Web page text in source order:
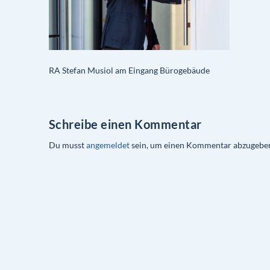
RA Stefan Musiol am Eingang Bürogebäude
Schreibe einen Kommentar
Du musstangemeldetsein, um einen Kommentar